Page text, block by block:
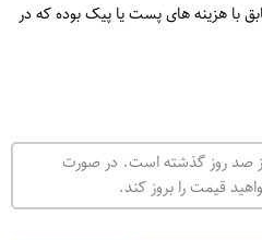
با هزینه های پست یا پیک بوده که در
از صد روز گذشته است. در صورت
قیمت را بروز کند.